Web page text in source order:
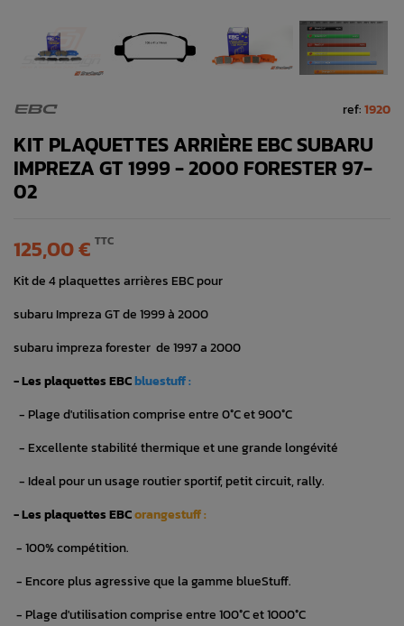
EBC ref:1920
KIT PLAQUETTES ARRIÈRE EBC SUBARU
IMPREZA GT 1999 - 2000 FORESTER 97-
02
125,00 € TTC
Kit de 4 plaquettesarrières EBCpour
subaru Impreza GT de 1999 à 2000
subaru impreza forester de 1997 a 2000
- Les plaquettes EBCbluestuff :
- Plage d'utilisation comprise entre 0°C et 900°C
- Excellente stabilité thermique et une grande longévité
- Ideal pour un usage routier sportif, petit circuit, rally.
- Les plaquettes EBCorangestuff :
- 100% compétition.
- Encore plus agressive que la gamme blueStuff.
- Plage d'utilisation comprise entre 100°C et 1000°C